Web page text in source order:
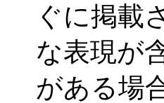
ぐに掲載
な表現が
がある場